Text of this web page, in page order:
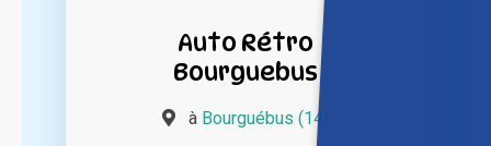
Auto Rétro
Bourguebus
à Bourguébus (14)